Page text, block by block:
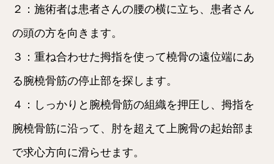
２：施術者は患者さんの腰の横に立ち、患者さん
の頭の方を向きます。
３：重ね合わせた拇指を使って橈骨の遠位端にあ
る腕橈骨筋の停止部を探します。
４：しっかりと腕橈骨筋の組織を押圧し、拇指を
腕橈骨筋に沿って、肘を超えて上腕骨の起始部ま
で求心方向に滑らせます。